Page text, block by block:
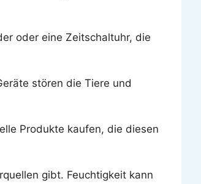
oder eine Zeitschaltuhr, die
stören die Tiere und
Produkte kaufen, die diesen
gibt. Feuchtigkeit kann